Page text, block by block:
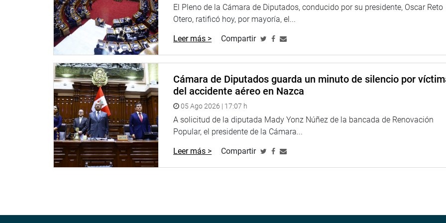
El Pleno de la Cámara de Diputados, conducido por su presidente, Oscar Reto
Otero, ratificó hoy, por mayoría, el...
Leer más > Compartir
Cámara de Diputados guarda un minuto de silencio por
del accidente aéreo en Nazca
05 Ago 2026 | 17:07 h
A solicitud de la diputada Mady Yonz Núñez de la bancada de Renovación
Popular, el presidente de la Cámara...
Leer más > Compartir